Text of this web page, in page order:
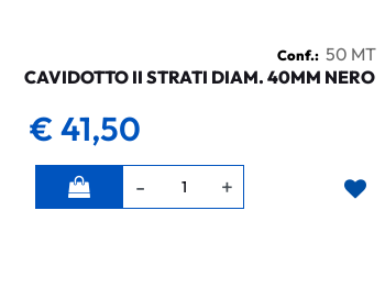
Conf.: 50 MT
CAVIDOTTO II STRATI DIAM. 40MM NERO
€ 41,50
Quantità